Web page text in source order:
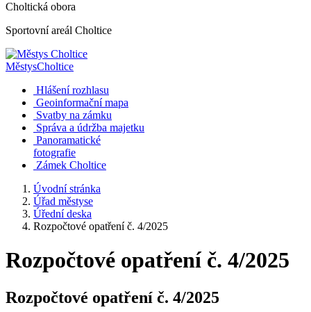
Choltická obora
Sportovní areál Choltice
MěstysCholtice
Hlášení rozhlasu
Geoinformační mapa
Svatby na zámku
Správa a údržba majetku
Panoramatické
fotografie
Zámek Choltice
Úvodní stránka
Úřad městyse
Úřední deska
Rozpočtové opatření č. 4/2025
Rozpočtové opatření č. 4/2025
Rozpočtové opatření č. 4/2025